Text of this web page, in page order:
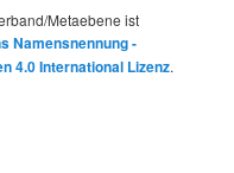
Metaebene ist
Namensnennung -
4.0 International Lizenz.